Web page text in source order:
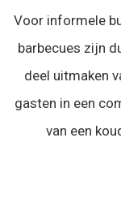
Voor informele
barbecues zijn
deel uitmaken
gasten in een
van een